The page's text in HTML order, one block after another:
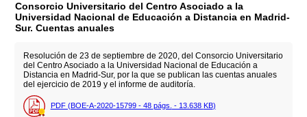
Consorcio Universitario del Centro Asociado a la
Universidad Nacional de Educación a Distancia en Madrid-
Sur. Cuentas anuales
Resolución de 23 de septiembre de 2020, del Consorcio Universitario
del Centro Asociado a la Universidad Nacional de Educación a
Distancia en Madrid-Sur, por la que se publican las cuentas anuales
del ejercicio de 2019 y el informe de auditoría.
PDF (BOE-A-2020-15799 - 48 págs. - 13.638 KB)